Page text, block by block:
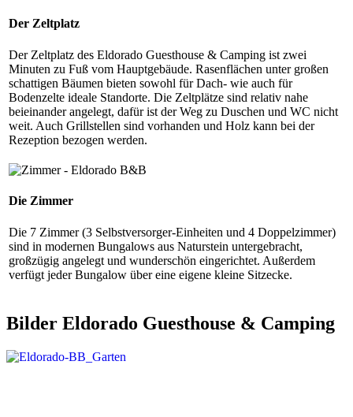
Der Zeltplatz
Der Zeltplatz des Eldorado Guesthouse & Camping ist zwei
Minuten zu Fuß vom Hauptgebäude. Rasenflächen unter großen
schattigen Bäumen bieten sowohl für Dach- wie auch für
Bodenzelte ideale Standorte. Die Zeltplätze sind relativ nahe
beieinander angelegt, dafür ist der Weg zu Duschen und WC nicht
weit. Auch Grillstellen sind vorhanden und Holz kann bei der
Rezeption bezogen werden.
Die Zimmer
Die 7 Zimmer (3 Selbstversorger-Einheiten und 4 Doppelzimmer)
sind in modernen Bungalows aus Naturstein untergebracht,
großzügig angelegt und wunderschön eingerichtet. Außerdem
verfügt jeder Bungalow über eine eigene kleine Sitzecke.
Bilder Eldorado Guesthouse & Camping